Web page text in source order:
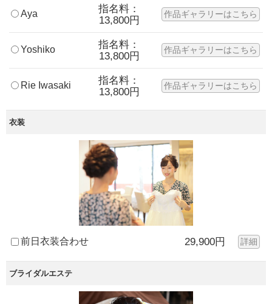
Aya
指名料：
13,800円
作品ギャラリーはこちら
Yoshiko
指名料：
13,800円
作品ギャラリーはこちら
Rie Iwasaki
指名料：
13,800円
作品ギャラリーはこちら
衣装
前日衣装合わせ 29,900円 詳細
ブライダルエステ